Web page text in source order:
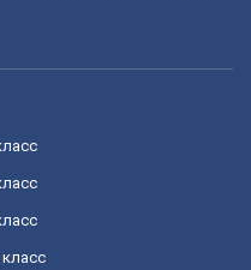
класс